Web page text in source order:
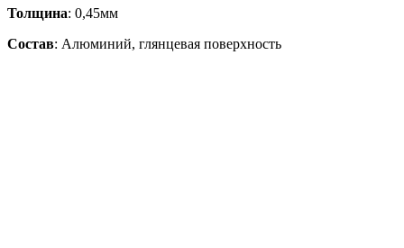
Толщина: 0,45мм
Состав: Алюминий, глянцевая поверхность